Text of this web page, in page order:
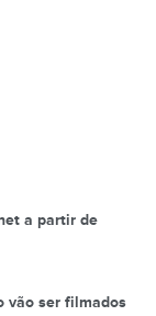
a partir de
vão ser filmados